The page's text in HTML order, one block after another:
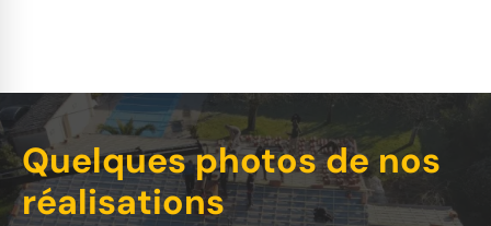
Quelques photos de nos
réalisations